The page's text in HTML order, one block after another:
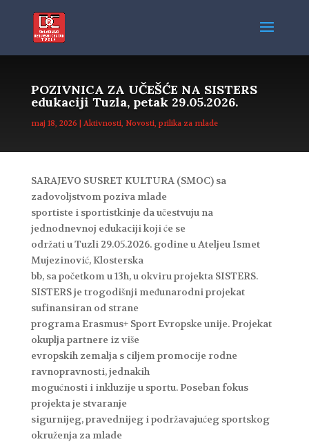
POZIVNICA ZA UČEŠĆE NA SISTERS
edukaciji Tuzla, petak 29.05.2026.
maj 18, 2026 Aktivnosti, Novosti, prilika za mlade
SARAJEVO SUSRET KULTURA (SMOC) sa
zadovoljstvom poziva mlade
sportiste i sportistkinje da učestvuju na
jednodnevnoj edukaciji koji će se
održati u Tuzli 29.05.2026. godine u Ateljeu Ismet
Mujezinović, Klosterska
bb, sa početkom u 13h, u okviru projekta SISTERS.
SISTERS je trogodišnji međunarodni projekat
sufinansiran od strane
programa Erasmus+ Sport Evropske unije. Projekat
okuplja partnere iz više
evropskih zemalja s ciljem promocije rodne
ravnopravnosti, jednakih
mogućnosti i inkluzije u sportu. Poseban fokus
projekta je stvaranje
sigurnijeg, pravednijeg i podržavajućeg sportskog
okruženja za mlade